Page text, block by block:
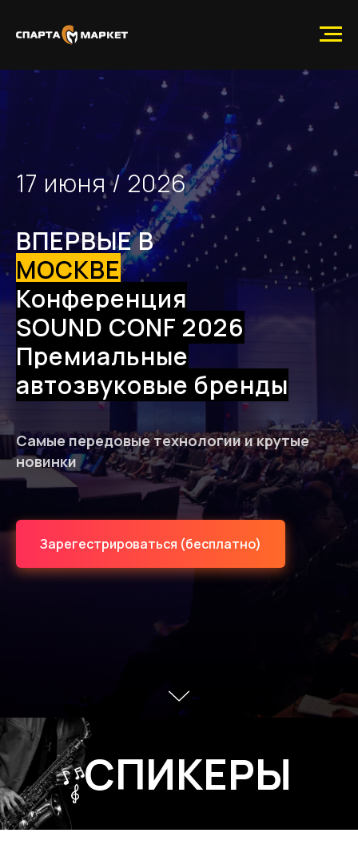
17 июня / 2026
ВПЕРВЫЕ В
МОСКВЕ
Конференция
SOUND CONF 2026
Премиальные
автозвуковые бренды
Самые передовые технологии и крутые
новинки
Зарегестрироваться (бесплатно)
СПИКЕРЫ